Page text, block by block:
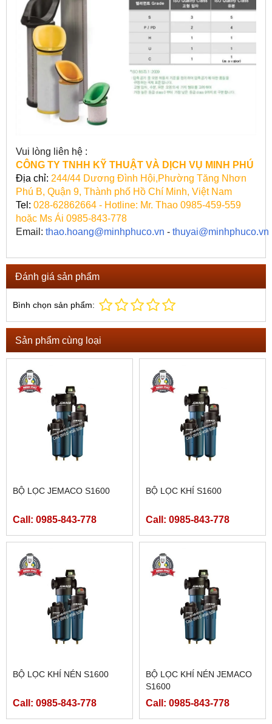
Vui lòng liên hệ :
CÔNG TY TNHH KỸ THUẬT VÀ DỊCH VỤ MINH PHÚ
Địa chỉ: 244/44 Dương Đình Hội,Phường Tăng Nhơn
Phú B, Quận 9, Thành phố Hồ Chí Minh, Việt Nam
Tel: 028-62862664 - Hotline: Mr. Thao 0985-459-559
hoặc Ms Ái 0985-843-778
Email: thao.hoang@minhphuco.vn - thuyai@minhphuco.vn
Đánh giá sản phẩm
Bình chọn sản phẩm:
Sản phẩm cùng loại
BỘ LỌC JEMACO S1600
Call: 0985-843-778
BỘ LỌC KHÍ S1600
Call: 0985-843-778
BỘ LỌC KHÍ NÉN S1600
Call: 0985-843-778
BỘ LỌC KHÍ NÉN JEMACO
S1600
Call: 0985-843-778